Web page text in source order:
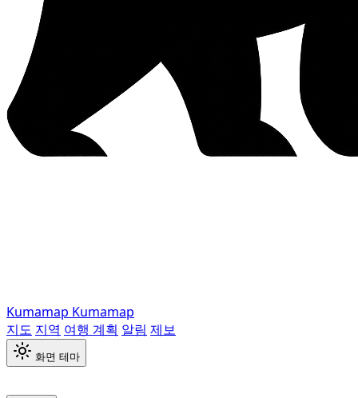
Kumamap Kumamap
지도 지역 여행 계획 알림 제보
화면 테마